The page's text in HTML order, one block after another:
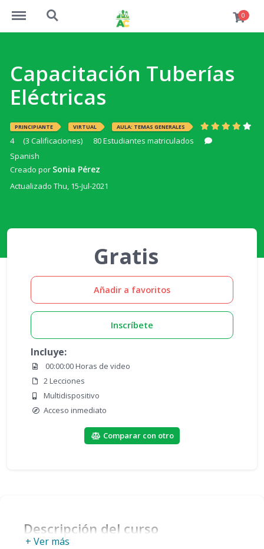
https://academiaconstruccion.com.ec/menu
https://academiaconstruccion.com.ec/search 0
Capacitación Tuberías
Eléctricas
PRINCIPIANTE VIRTUAL AULA: TEMAS GENERALES
4 (3 Calificaciones)
80 Estudiantes matriculados
Spanish
Creado por Sonia Pérez
Actualizado Thu, 15-Jul-2021
+ Ver más
Descripción del curso
Gratis
Añadir a favoritos
Inscríbete
Incluye:
00:00:00 Horas de video
2 Lecciones
Multidispositivo
Acceso inmediato
Comparar con otro